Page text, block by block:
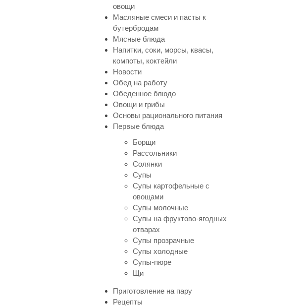
овощи
Масляные смеси и пасты к
бутербродам
Мясные блюда
Напитки, соки, морсы, квасы,
компоты, коктейли
Новости
Обед на работу
Обеденное блюдо
Овощи и грибы
Основы рационального питания
Первые блюда
Борщи
Рассольники
Солянки
Супы
Супы картофельные с
овощами
Супы молочные
Супы на фруктово-ягодных
отварах
Супы прозрачные
Супы холодные
Супы-пюре
Щи
Приготовление на пару
Рецепты